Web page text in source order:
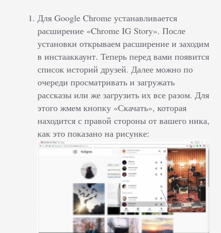
Для Google Chrome устанавливается
расширение «Chrome IG Story». После
установки открываем расширение и заходим
в инстааккаунт. Теперь перед вами появится
список историй друзей. Далее можно по
очереди просматривать и загружать
рассказы или же загрузить их все разом. Для
этого жмем кнопку «Скачать», которая
находится с правой стороны от вашего ника,
как это показано на рисунке: